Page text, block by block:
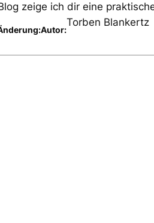
zeige ich dir eine
Autor:
Torben Blankertz